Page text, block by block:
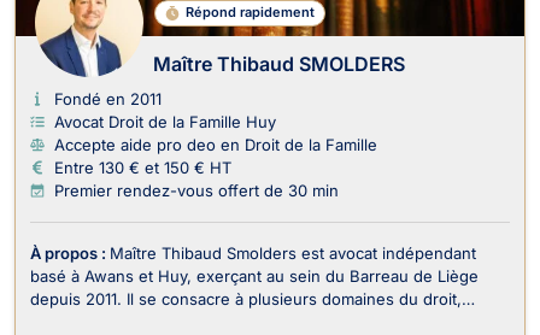
Répond rapidement
Maître Thibaud SMOLDERS
Fondé en 2011
Avocat Droit de la Famille Huy
Accepte aide pro deo en Droit de la Famille
Entre 130 € et 150 € HT
Premier rendez-vous offert de 30 min
À propos : Maître Thibaud Smolders est avocat indépendant
basé à Awans et Huy, exerçant au sein du Barreau de Liège
depuis 2011. Il se consacre à plusieurs domaines du droit,